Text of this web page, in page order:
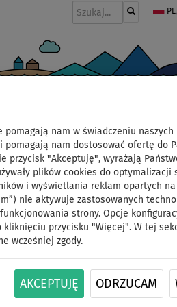
nam w świadczeniu naszych
pomagają nam dostosować ofertę do
przycisk "Akceptuję", wyrażają
plików cookies do optymalizacji
i wyświetlania reklam opartych na
nie aktywuje zastosowanych
strony. Opcje
przycisku "Więcej". W tej
wcześniej zgody.
AKCEPTUJĘ ODRZUCAM
2026 z
NASZ
SUPER
WIOSŁO W
ZESTAWIE
DO
OPCJA